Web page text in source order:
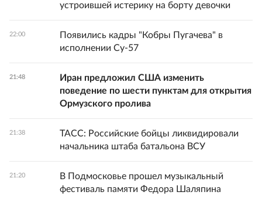
устроившей истерику на борту девочки
22:00
Появились кадры "Кобры Пугачева" в
исполнении Су-57
21:48
Иран предложил США изменить
поведение по шести пунктам для открытия
Ормузского пролива
21:38
ТАСС: Российские бойцы ликвидировали
начальника штаба батальона ВСУ
21:20
В Подмосковье прошел музыкальный
фестиваль памяти Федора Шаляпина